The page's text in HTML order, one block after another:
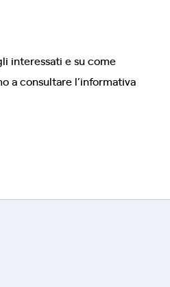
interessati e su come
a consultare l’informativa